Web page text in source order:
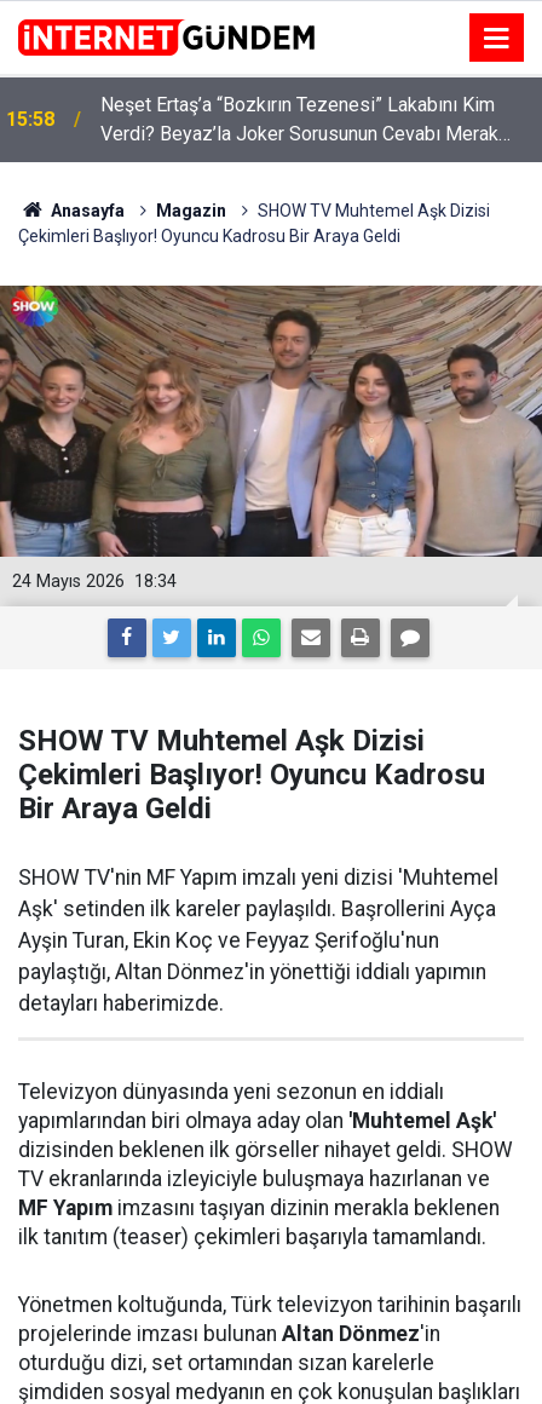
15:58
Neşet Ertaş’a “Bozkırın Tezenesi” Lakabını Kim
Verdi? Beyaz’la Joker Sorusunun Cevabı Merak
Edildi
Anasayfa Magazin
SHOW TV Muhtemel Aşk Dizisi
Çekimleri Başlıyor! Oyuncu Kadrosu Bir Araya Geldi
18:34
24 Mayıs 2026
SHOW TV Muhtemel Aşk Dizisi
Çekimleri Başlıyor! Oyuncu Kadrosu
Bir Araya Geldi
SHOW TV'nin MF Yapım imzalı yeni dizisi 'Muhtemel
Aşk' setinden ilk kareler paylaşıldı. Başrollerini Ayça
Ayşin Turan, Ekin Koç ve Feyyaz Şerifoğlu'nun
paylaştığı, Altan Dönmez'in yönettiği iddialı yapımın
detayları haberimizde.
Televizyon dünyasında yeni sezonun en iddialı
yapımlarından biri olmaya aday olan 'Muhtemel Aşk'
dizisinden beklenen ilk görseller nihayet geldi. SHOW
TV ekranlarında izleyiciyle buluşmaya hazırlanan ve
MF Yapım imzasını taşıyan dizinin merakla beklenen
ilk tanıtım (teaser) çekimleri başarıyla tamamlandı.
Yönetmen koltuğunda, Türk televizyon tarihinin başarılı
projelerinde imzası bulunan Altan Dönmez'in
oturduğu dizi, set ortamından sızan karelerle
şimdiden sosyal medyanın en çok konuşulan başlıkları